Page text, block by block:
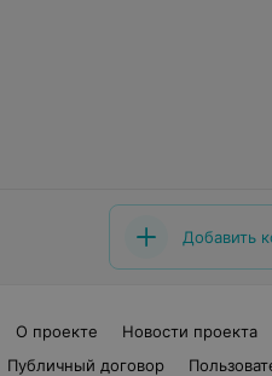
Добавить
О проекте Новости проекта
Публичный договор